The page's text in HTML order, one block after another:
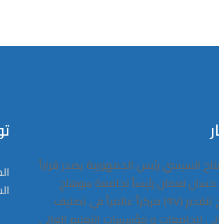
السيسي رئيس الجمهوربة يصدر قراراً
حسان نعمان رئيساً لجامعة سوهاج
جامعة سوهاج تتقدم (٩٧) مركزاً عالمياً في تصنيف
للجامعات و مؤسسات التعليم العالي